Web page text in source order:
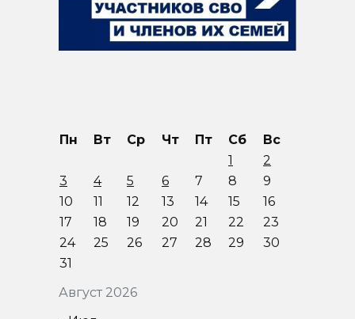
Август 2026
Пн Вт Ср Чт Пт Сб
Вс
1
2
3
4 5 6 7 8
9
10
11 12 13 14 15
16
17
18 19 20 21 22
23
24
25 26 27 28 29
30
31